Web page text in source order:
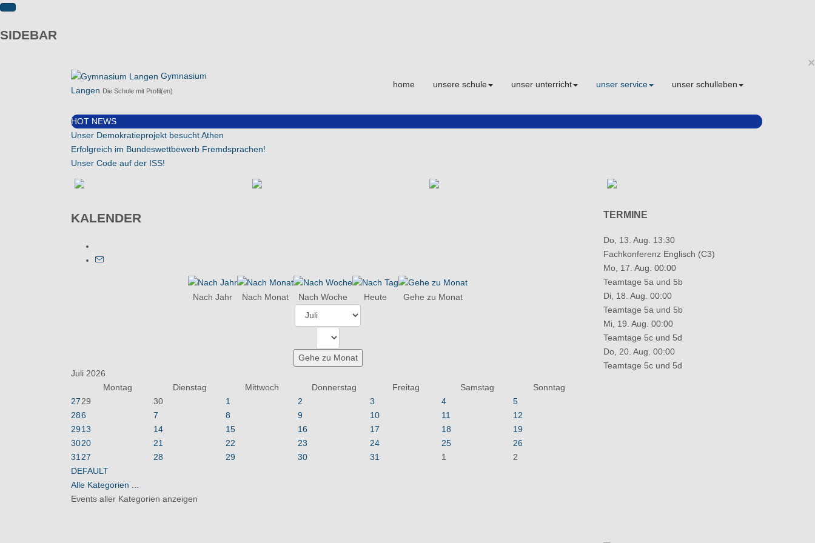
SIDEBAR
×
Gymnasium
Langen Die Schule mit Profil(en)
home unsere schule unser unterricht unser service unser schulleben
HOT NEWS
Unser Demokratieprojekt besucht Athen
Erfolgreich im Bundeswettbewerb Fremdsprachen!
Unser Code auf der ISS!
KALENDER
Nach Jahr Nach Monat Nach Woche Heute Gehe zu Monat
Gehe zu Monat
Juli 2026
Montag
Dienstag Mittwoch Donnerstag Freitag Samstag
Sonntag
2729 30 1 2 3 4
5
286 7 8 9 10 11
12
2913 14 15 16 17 18
19
3020 21 22 23 24 25
26
31 27 28 29 30 31 1
2
DEFAULT
Alle Kategorien ...
Events aller Kategorien anzeigen
TERMINE
Do, 13. Aug. 13:30
Fachkonferenz Englisch (C3)
Mo, 17. Aug. 00:00
Teamtage 5a und 5b
Di, 18. Aug. 00:00
Teamtage 5a und 5b
Mi, 19. Aug. 00:00
Teamtage 5c und 5d
Do, 20. Aug. 00:00
Teamtage 5c und 5d